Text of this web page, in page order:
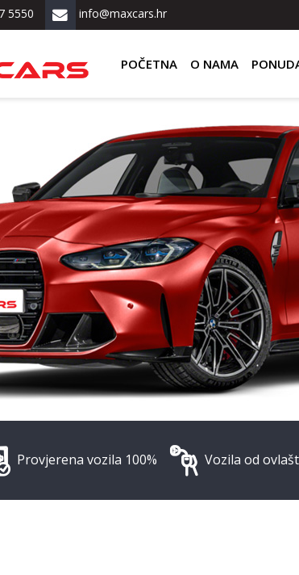
5550 info@maxcars.hr
POČETNA O NAMA
Provjerena vozila 100% Vozila od